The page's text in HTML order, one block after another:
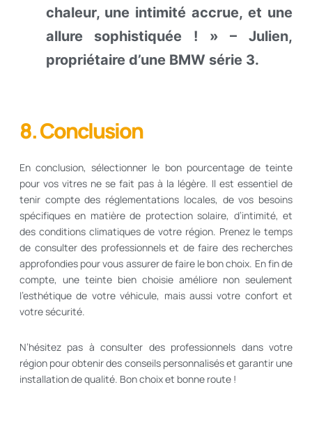
chaleur, une intimité accrue, et une
allure sophistiquée ! » – Julien,
propriétaire d’une BMW série 3.
8. Conclusion
En conclusion, sélectionner le bon pourcentage de teinte
pour vos vitres ne se fait pas à la légère. Il est essentiel de
tenir compte des réglementations locales, de vos besoins
spécifiques en matière de protection solaire, d’intimité, et
des conditions climatiques de votre région. Prenez le temps
de consulter des professionnels et de faire des recherches
approfondies pour vous assurer de faire le bon choix. En fin de
compte, une teinte bien choisie améliore non seulement
l’esthétique de votre véhicule, mais aussi votre confort et
votre sécurité.
N’hésitez pas à consulter des professionnels dans votre
région pour obtenir des conseils personnalisés et garantir une
installation de qualité. Bon choix et bonne route !